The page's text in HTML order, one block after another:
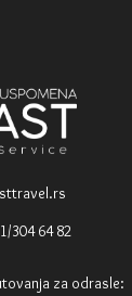
304 64 82
za odrasle: